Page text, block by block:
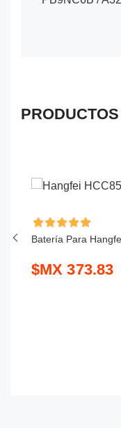
Batería Para
$MX 373.83